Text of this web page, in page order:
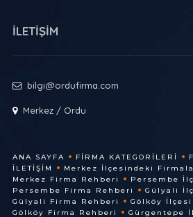
İLETİŞİM
bilgi@ordufirma.com
Merkez / Ordu
ANA SAYFA FIRMA KATEGORILERI
İLETIŞIM
Merkez İlçesindeki
Merkez Firma Rehberi
Persembe
Persembe Firma Rehberi
Gülyali
Gülyali Firma Rehberi
Gölköy
Gölköy Firma Rehberi
Gürgentepe